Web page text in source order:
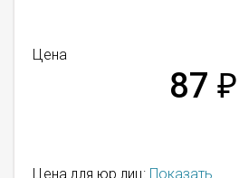
Цена
87 ₽
Цена для юр.лиц: Показать